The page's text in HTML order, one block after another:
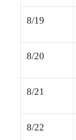
8/19
8/20
8/21
8/22